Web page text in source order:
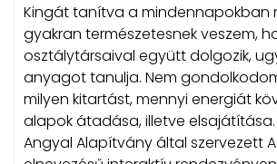
Kingát tanítva a mindennapokban
gyakran természetesnek veszem,
osztálytársaival együtt dolgozik,
anyagot tanulja. Nem
milyen kitartást, mennyi energiát
alapok átadása, illetve
Angyal Alapítvány által szervezett